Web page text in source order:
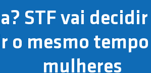
STF vai
o mesmo
mulheres